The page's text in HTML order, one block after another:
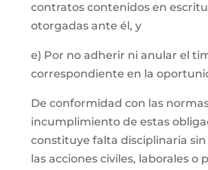
contratos contenidos en
otorgadas ante él, y
e) Por no adherir ni anular el
correspondiente en la
De conformidad con las
incumplimiento de estas
constituye falta disciplinaria
las acciones civiles, laborales o